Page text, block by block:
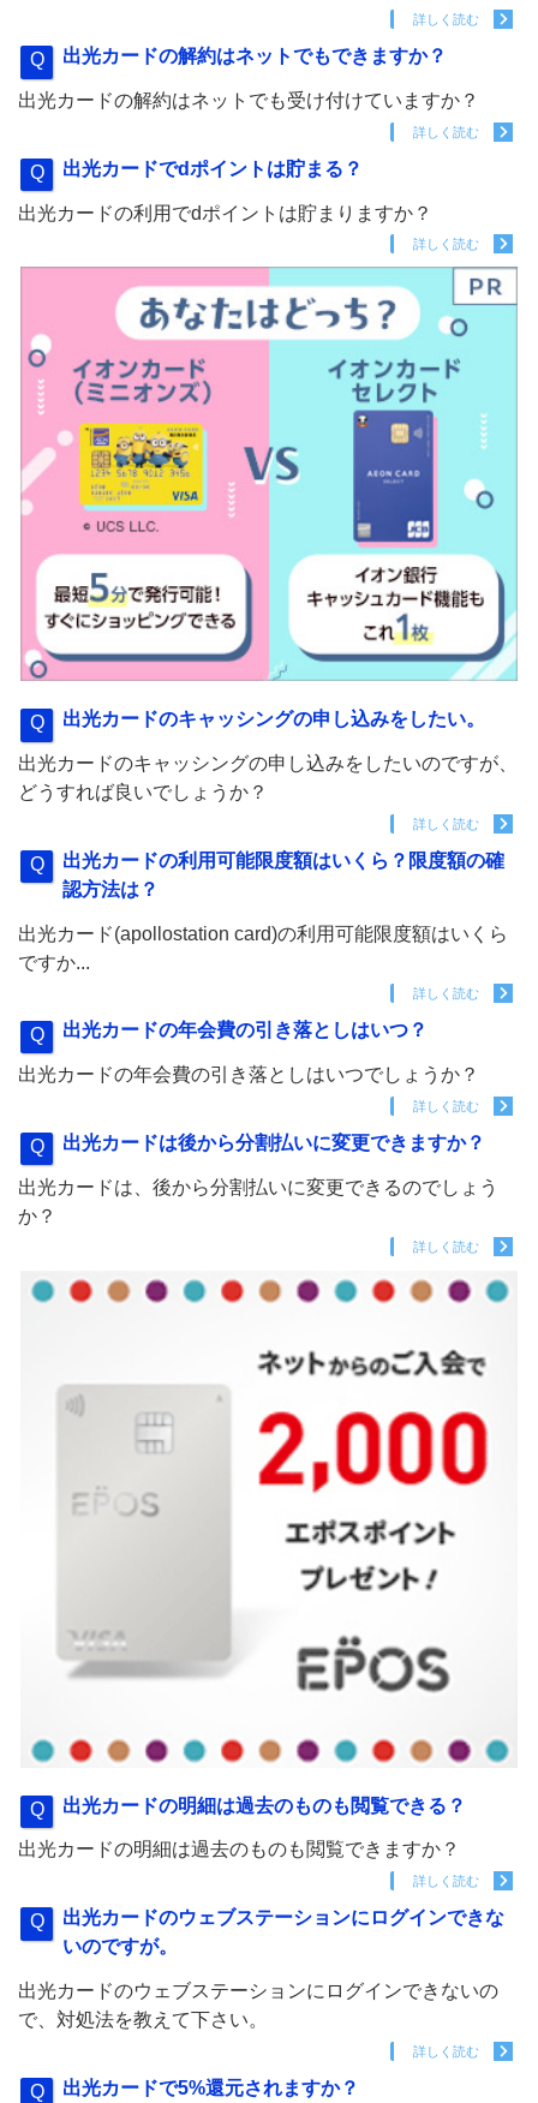
詳しく読む
出光カードの解約はネットでもできますか？
出光カードの解約はネットでも受け付けていますか？
詳しく読む
出光カードでdポイントは貯まる？
出光カードの利用でdポイントは貯まりますか？
詳しく読む
出光カードのキャッシングの申し込みをしたい。
出光カードのキャッシングの申し込みをしたいのですが、
どうすれば良いでしょうか？
詳しく読む
出光カードの利用可能限度額はいくら？限度額の確
認方法は？
出光カード(apollostation card)の利用可能限度額はいくら
ですか...
詳しく読む
出光カードの年会費の引き落としはいつ？
出光カードの年会費の引き落としはいつでしょうか？
詳しく読む
出光カードは後から分割払いに変更できますか？
出光カードは、後から分割払いに変更できるのでしょう
か？
詳しく読む
出光カードの明細は過去のものも閲覧できる？
出光カードの明細は過去のものも閲覧できますか？
詳しく読む
出光カードのウェブステーションにログインできな
いのですが。
出光カードのウェブステーションにログインできないの
で、対処法を教えて下さい。
詳しく読む
出光カードで5%還元されますか？